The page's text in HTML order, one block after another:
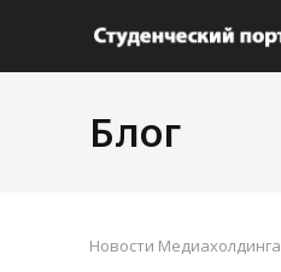
Блог
Новости Медиахолдинга